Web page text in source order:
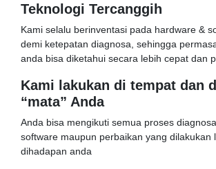
Teknologi Tercanggih
Kami selalu berinventasi pada hardware &
demi ketepatan diagnosa, sehingga
anda bisa diketahui secara lebih cepat dan
Kami lakukan di tempat dan
“mata” Anda
Anda bisa mengikuti semua proses
software maupun perbaikan yang dilakukan
dihadapan anda